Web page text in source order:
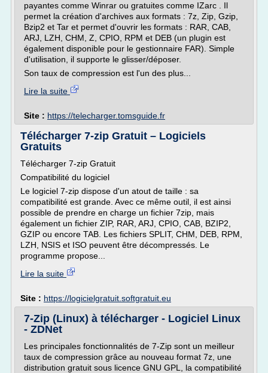
payantes comme Winrar ou gratuites comme IZarc . Il
permet la création d'archives aux formats : 7z, Zip, Gzip,
Bzip2 et Tar et permet d'ouvrir les formats : RAR, CAB,
ARJ, LZH, CHM, Z, CPIO, RPM et DEB (un plugin est
également disponible pour le gestionnaire FAR). Simple
d'utilisation, il supporte le glisser/déposer.
Son taux de compression est l'un des plus...
Lire la suite
Site : https://telecharger.tomsguide.fr
Télécharger 7-zip Gratuit – Logiciels
Gratuits
Télécharger 7-zip Gratuit
Compatibilité du logiciel
Le logiciel 7-zip dispose d'un atout de taille : sa
compatibilité est grande. Avec ce même outil, il est ainsi
possible de prendre en charge un fichier 7zip, mais
également un fichier ZIP, RAR, ARJ, CPIO, CAB, BZIP2,
GZIP ou encore TAB. Les fichiers SPLIT, CHM, DEB, RPM,
LZH, NSIS et ISO peuvent être décompressés. Le
programme propose...
Lire la suite
Site : https://logicielgratuit.softgratuit.eu
7-Zip (Linux) à télécharger - Logiciel Linux
- ZDNet
Les principales fonctionnalités de 7-Zip sont un meilleur
taux de compression grâce au nouveau format 7z, une
distribution gratuit sous licence GNU GPL, la compatibilité